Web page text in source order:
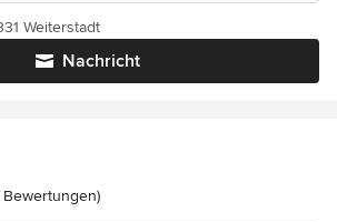
Nachricht
Weiterstadt
5 von 5 Sternen
Bewertungen)